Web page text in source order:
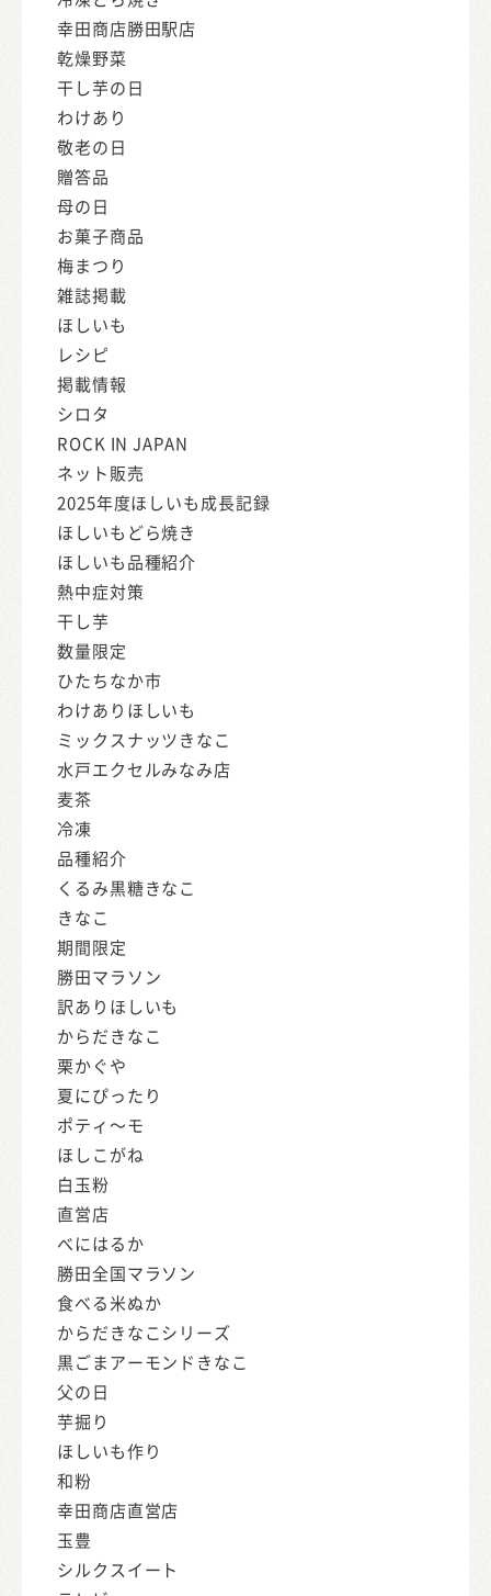
幸田商店勝田駅店
乾燥野菜
干し芋の日
わけあり
敬老の日
贈答品
母の日
お菓子商品
梅まつり
雑誌掲載
ほしいも
レシピ
掲載情報
シロタ
ROCK IN JAPAN
ネット販売
2025年度ほしいも成長記録
ほしいもどら焼き
ほしいも品種紹介
熱中症対策
干し芋
数量限定
ひたちなか市
わけありほしいも
ミックスナッツきなこ
水戸エクセルみなみ店
麦茶
冷凍
品種紹介
くるみ黒糖きなこ
きなこ
期間限定
勝田マラソン
訳ありほしいも
からだきなこ
栗かぐや
夏にぴったり
ポティ～モ
ほしこがね
白玉粉
直営店
べにはるか
勝田全国マラソン
食べる米ぬか
からだきなこシリーズ
黒ごまアーモンドきなこ
父の日
芋掘り
ほしいも作り
和粉
幸田商店直営店
玉豊
シルクスイート